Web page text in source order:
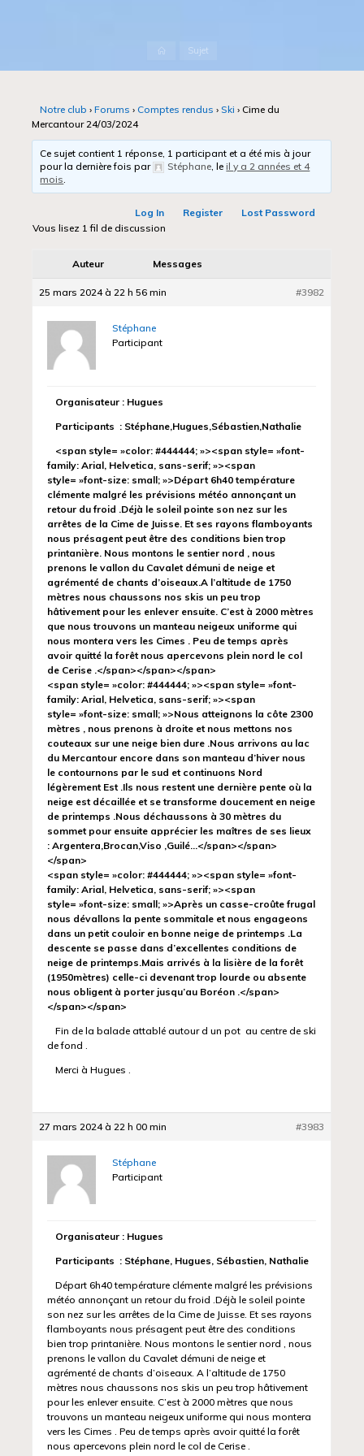
AccueilSujet
Notre club › Forums › Comptes rendus › Ski › Cime du
Mercantour 24/03/2024
Ce sujet contient 1 réponse, 1 participant et a été mis à jour
pour la dernière fois par
Stéphane, leil y a 2 années et 4
mois.
Log In Register
Lost Password
Vous lisez 1 fil de discussion
Auteur Messages
25 mars 2024 à 22 h 56 min #3982
Stéphane
Participant
Organisateur : Hugues
Participants : Stéphane,Hugues,Sébastien,Nathalie
<span style= »color: #444444; »><span style= »font-
family: Arial, Helvetica, sans-serif; »><span
style= »font-size: small; »>Départ 6h40 température
clémente malgré les prévisions météo annonçant un
retour du froid .Déjà le soleil pointe son nez sur les
arrêtes de la Cime de Juisse. Et ses rayons flamboyants
nous présagent peut être des conditions bien trop
printanière. Nous montons le sentier nord , nous
prenons le vallon du Cavalet démuni de neige et
agrémenté de chants d’oiseaux.A l’altitude de 1750
mètres nous chaussons nos skis un peu trop
hâtivement pour les enlever ensuite. C’est à 2000 mètres
que nous trouvons un manteau neigeux uniforme qui
nous montera vers les Cimes . Peu de temps après
avoir quitté la forêt nous apercevons plein nord le col
de Cerise .</span></span></span>
<span style= »color: #444444; »><span style= »font-
family: Arial, Helvetica, sans-serif; »><span
style= »font-size: small; »>Nous atteignons la côte 2300
mètres , nous prenons à droite et nous mettons nos
couteaux sur une neige bien dure .Nous arrivons au lac
du Mercantour encore dans son manteau d’hiver nous
le contournons par le sud et continuons Nord
légèrement Est .Ils nous restent une dernière pente où la
neige est décaillée et se transforme doucement en neige
de printemps .Nous déchaussons à 30 mètres du
sommet pour ensuite apprécier les maîtres de ses lieux
: Argentera,Brocan,Viso ,Guilé…</span></span>
</span>
<span style= »color: #444444; »><span style= »font-
family: Arial, Helvetica, sans-serif; »><span
style= »font-size: small; »>Après un casse-croûte frugal
nous dévallons la pente sommitale et nous engageons
dans un petit couloir en bonne neige de printemps .La
descente se passe dans d’excellentes conditions de
neige de printemps.Mais arrivés à la lisière de la forêt
(1950mètres) celle-ci devenant trop lourde ou absente
nous obligent à porter jusqu’au Boréon .</span>
</span></span>
Fin de la balade attablé autour d un pot au centre de ski
de fond .
Merci à Hugues .
27 mars 2024 à 22 h 00 min #3983
Stéphane
Participant
Organisateur : Hugues
Participants : Stéphane, Hugues, Sébastien, Nathalie
Départ 6h40 température clémente malgré les prévisions
météo annonçant un retour du froid .Déjà le soleil pointe
son nez sur les arrêtes de la Cime de Juisse. Et ses rayons
flamboyants nous présagent peut être des conditions
bien trop printanière. Nous montons le sentier nord , nous
prenons le vallon du Cavalet démuni de neige et
agrémenté de chants d’oiseaux. A l’altitude de 1750
mètres nous chaussons nos skis un peu trop hâtivement
pour les enlever ensuite. C’est à 2000 mètres que nous
trouvons un manteau neigeux uniforme qui nous montera
vers les Cimes . Peu de temps après avoir quitté la forêt
nous apercevons plein nord le col de Cerise .